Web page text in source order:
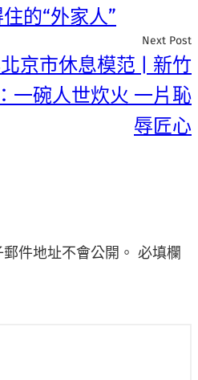
的“外家人”
Next Post
北京市休息模范 | 新竹
一碗人世炊火 一片恥
辱匠心
件地址不會公開。 必填欄